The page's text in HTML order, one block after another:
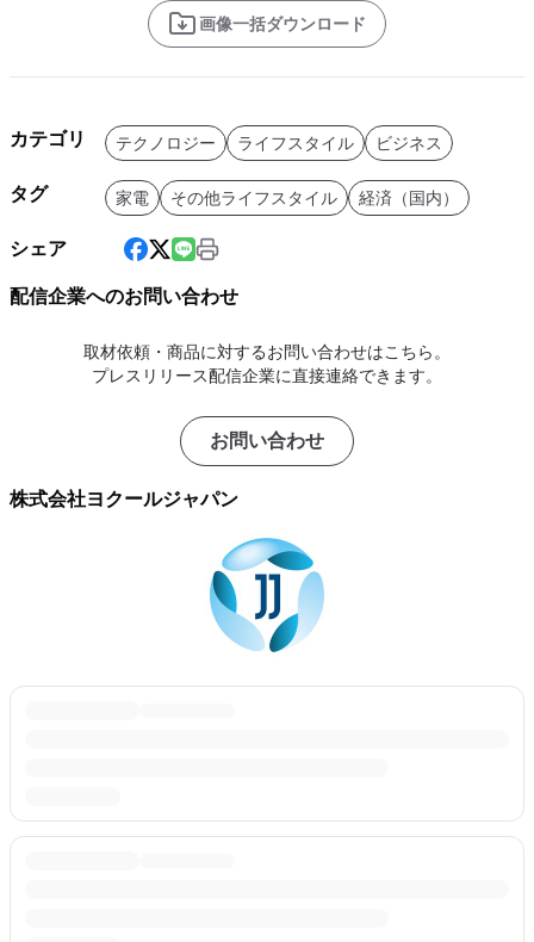
画像一括ダウンロード
カテゴリ テクノロジー ライフスタイル ビジネス
タグ 家電 その他ライフスタイル 経済（国内）
シェア
配信企業へのお問い合わせ
取材依頼・商品に対するお問い合わせはこちら。
プレスリリース配信企業に直接連絡できます。
お問い合わせ
株式会社ヨクールジャパン